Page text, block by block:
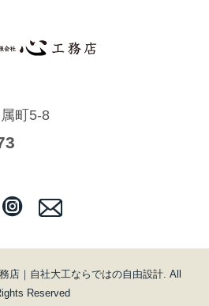
町5-8
店｜自社大工ならではの自由設計. All
Reserved